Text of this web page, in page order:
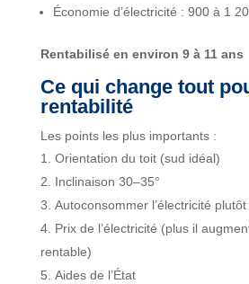
Économie d’électricité : 900 à 1
Rentabilisé en environ 9 à 11 ans
Ce qui change tout
rentabilité
Les points les plus importants :
Orientation du toit (sud idéal)
Inclinaison 30–35°
Autoconsommer l’électricité
Prix de l’électricité (plus il
rentable)
Aides de l’État